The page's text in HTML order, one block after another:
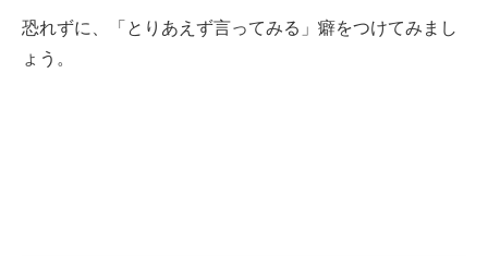
恐れずに、「とりあえず言ってみる」癖をつけてみまし
ょう。